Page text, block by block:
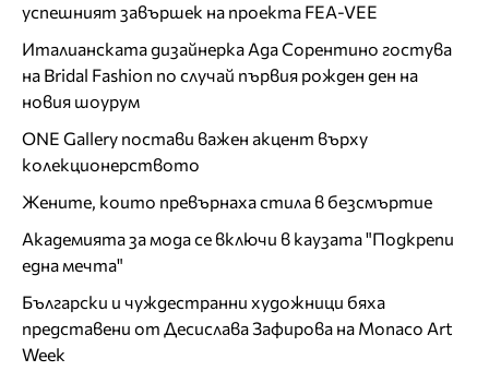
успешният завършек на проекта FEA-VEE
Италианската дизайнерка Ада Сорентино гостува
на Bridal Fashion по случай първия рожден ден на
новия шоурум
ONE Gallery постави важен акцент върху
колекционерството
Жените, които превърнаха стила в безсмъртие
Академията за мода се включи в каузата "Подкрепи
една мечта"
Български и чуждестранни художници бяха
представени от Десислава Зафирова на Monaco Art
Week